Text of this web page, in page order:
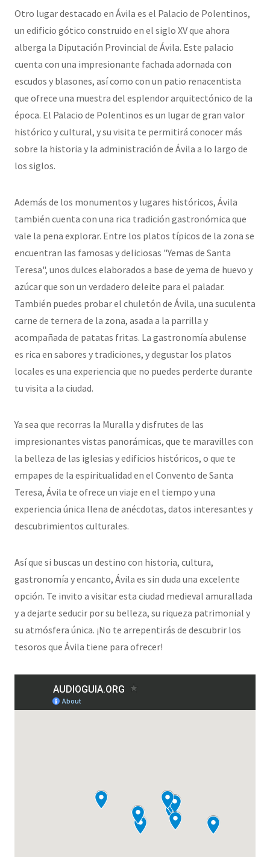
Otro lugar destacado en Ávila es el Palacio de Polentinos,
un edificio gótico construido en el siglo XV que ahora
alberga la Diputación Provincial de Ávila. Este palacio
cuenta con una impresionante fachada adornada con
escudos y blasones, así como con un patio renacentista
que ofrece una muestra del esplendor arquitectónico de la
época. El Palacio de Polentinos es un lugar de gran valor
histórico y cultural, y su visita te permitirá conocer más
sobre la historia y la administración de Ávila a lo largo de
los siglos.
Además de los monumentos y lugares históricos, Ávila
también cuenta con una rica tradición gastronómica que
vale la pena explorar. Entre los platos típicos de la zona se
encuentran las famosas y deliciosas "Yemas de Santa
Teresa", unos dulces elaborados a base de yema de huevo y
azúcar que son un verdadero deleite para el paladar.
También puedes probar el chuletón de Ávila, una suculenta
carne de ternera de la zona, asada a la parrilla y
acompañada de patatas fritas. La gastronomía abulense
es rica en sabores y tradiciones, y degustar los platos
locales es una experiencia que no puedes perderte durante
tu visita a la ciudad.
Ya sea que recorras la Muralla y disfrutes de las
impresionantes vistas panorámicas, que te maravilles con
la belleza de las iglesias y edificios históricos, o que te
empapes de la espiritualidad en el Convento de Santa
Teresa, Ávila te ofrece un viaje en el tiempo y una
experiencia única llena de anécdotas, datos interesantes y
descubrimientos culturales.
Así que si buscas un destino con historia, cultura,
gastronomía y encanto, Ávila es sin duda una excelente
opción. Te invito a visitar esta ciudad medieval amurallada
y a dejarte seducir por su belleza, su riqueza patrimonial y
su atmósfera única. ¡No te arrepentirás de descubrir los
tesoros que Ávila tiene para ofrecer!